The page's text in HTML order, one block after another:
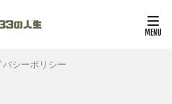
シーポリシー